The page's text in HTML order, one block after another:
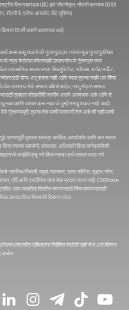
वित्त महामंडळ IBC द्वारे नोंदणीकृत, नोंदणी क्रमांक 00101
रॉडनी बे, ग्रोस-आयलेट, सेंट लुसिया)
किमान 18 वर्षे असणे आवश्यक आहे.
असा असू शकतो की गुंतवणूकदार त्यांच्या मूळ गुंतवणुकीपेक्षा
नमूद केलेल्या कोणत्याही उत्पादनांमध्ये गुंतवणूक करू
व्यावसायिक सल्ला घ्यावा. सिक्युरिटीज, फॉरेक्स, स्टॉक मार्केट,
योग्य असू शकत नाही आणि त्यात तुमचा काही भाग किंवा
व्यापारात मोठे संभाव्य बक्षिसे आहेत, परंतु मोठ्या संभाव्य
तुम्हाला जोखमींची जाणीव असणे आवश्यक आहे आणि ते
आणि व्यापार करू नका जे तुम्ही गमावू शकत नाही. काही
गुंतवण्यापूर्वी, तुमचा देश याची परवानगी देत आहे की नाही याची
जाण्यापूर्वी तुम्हाला स्वतंत्र आर्थिक, कायदेशीर आणि कर सल्ला
त्‍याच्‍या सहयोगी, संचालक, अधिकारी किंवा कर्मचार्‍यांपैकी
काहीही वाचू नये किंवा त्याचा अर्थ लावला जाऊ नये.
निवासी, क्यूबा, म्यानमार, उत्तर कोरिया, सूडान, स्पेन,
नॉर्वे आणि एस्टोनिया यांना सेवा प्रदान करत नाही. OXShare
अशा व्यक्तीला वितरित करण्यासाठी किंवा वापरण्यासाठी
कायदा किंवा नियमांशी विसंगत ठरेल.
रहिवाशांना निर्देशित केलेली नाही जेथे असे वितरण
असेल.